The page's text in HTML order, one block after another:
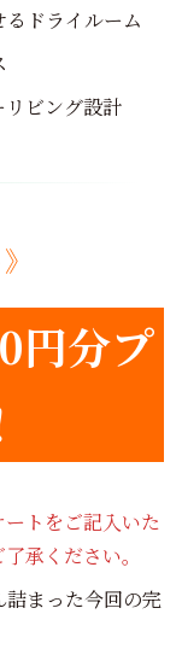
るドライルーム
リビング設計
円分プ
トをご記入いた
承ください。
まった今回の完